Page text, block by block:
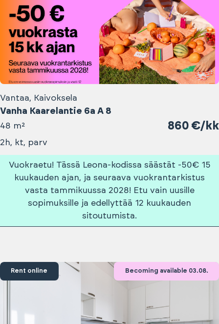
Vantaa, Kaivoksela
Vanha Kaarelantie 6a A 8
48 m² 860 €/kk
2h, kt, parv
Vuokraetu! Tässä Leona-kodissa säästät -50€ 15
kuukauden ajan, ja seuraava vuokrantarkistus
vasta tammikuussa 2028! Etu vain uusille
sopimuksille ja edellyttää 12 kuukauden
sitoutumista.
Rent online Becoming available 03.08.